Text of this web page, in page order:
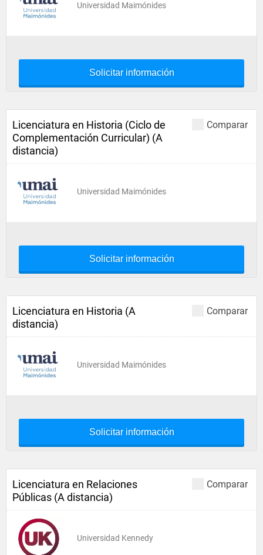
Universidad Maimónides
Solicitar información
Comparar
Licenciatura en Historia (Ciclo de
Complementación Curricular) (A
distancia)
Universidad Maimónides
Solicitar información
Comparar
Licenciatura en Historia (A
distancia)
Universidad Maimónides
Solicitar información
Comparar
Licenciatura en Relaciones
Públicas (A distancia)
Universidad Kennedy